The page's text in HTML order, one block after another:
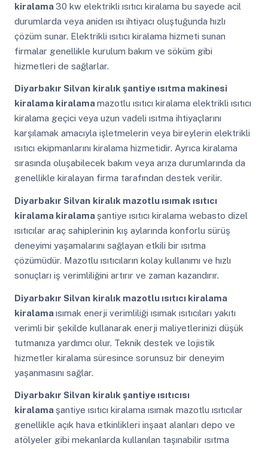
kiralama30 kw elektrikli ısıtıcı kiralama bu sayede acil
durumlarda veya aniden ısı ihtiyacı oluştuğunda hızlı
çözüm sunar. Elektrikli ısıtıcı kiralama hizmeti sunan
firmalar genellikle kurulum bakım ve söküm gibi
hizmetleri de sağlarlar.
Diyarbakır Silvan kiralık şantiye ısıtma makinesi
kiralama kiralamamazotlu ısıtıcı kiralama elektrikli ısıtıcı
kiralama geçici veya uzun vadeli ısıtma ihtiyaçlarını
karşılamak amacıyla işletmelerin veya bireylerin elektrikli
ısıtıcı ekipmanlarını kiralama hizmetidir. Ayrıca kiralama
sırasında oluşabilecek bakım veya arıza durumlarında da
genellikle kiralayan firma tarafından destek verilir.
Diyarbakır Silvan kiralık mazotlu ısımak ısıtıcı
kiralama kiralama şantiye ısıtıcı kiralama webasto dizel
ısıtıcılar araç sahiplerinin kış aylarında konforlu sürüş
deneyimi yaşamalarını sağlayan etkili bir ısıtma
çözümüdür. Mazotlu ısıtıcıların kolay kullanımı ve hızlı
sonuçları iş verimliliğini artırır ve zaman kazandırır.
Diyarbakır Silvan kiralık mazotlu ısıtıcı kiralama
kiralamaısımak enerji verimliliği ısımak ısıtıcıları yakıtı
verimli bir şekilde kullanarak enerji maliyetlerinizi düşük
tutmanıza yardımcı olur. Teknik destek ve lojistik
hizmetler kiralama süresince sorunsuz bir deneyim
yaşanmasını sağlar.
Diyarbakır Silvan kiralık şantiye ısıtıcısı
kiralama şantiye ısıtıcı kiralama ısımak mazotlu ısıtıcılar
genellikle açık hava etkinlikleri inşaat alanları depo ve
atölyeler gibi mekanlarda kullanılan taşınabilir ısıtma